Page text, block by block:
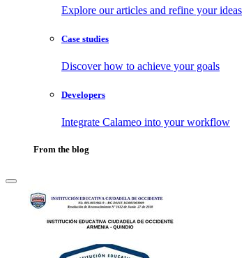
Explore our articles and refine your ideas
Case studies
Discover how to achieve your goals
Developers
Integrate Calameo into your workflow
From the blog